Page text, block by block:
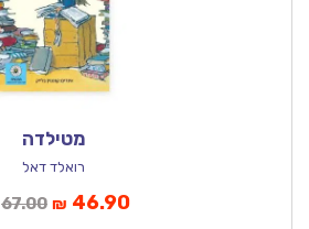
מטילדה
רואלד דאל
67.00המחיר
₪ 46.90המחיר